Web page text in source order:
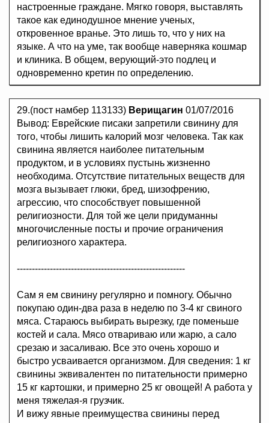
настроенные граждане. Мягко говоря, выставлять
такое как единодушное мнение ученых,
откровенное вранье. Это лишь то, что у них на
языке. А что на уме, так вообще наверняка кошмар
и клиника. В общем, верующий-это подлец и
одновременно кретин по определению.
29.(пост намбер 113133) Верищагин 01/07/2016
Вывод: Еврейские писаки запретили свинину для
того, чтобы лишить калорий мозг человека. Так как
свинина является наиболее питательным
продуктом, и в условиях пустынь жизненно
необходима. Отсутствие питательных веществ для
мозга вызывает глюки, бред, шизофрению,
агрессию, что способствует повышенной
религиозности. Для той же цели придуманны
многочисленные посты и прочие ограничения
религиозного характера.
--------------------------------------------------------
Сам я ем свинину регулярно и помногу. Обычно
покупаю один-два раза в неделю по 3-4 кг свиного
мяса. Стараюсь выбирать вырезку, где поменьше
костей и сала. Мясо отвариваю или жарю, а сало
срезаю и засаливаю. Все это очень хорошо и
быстро усваивается организмом. Для сведения: 1 кг
свинины эквивалентен по питательности примерно
15 кг картошки, и примерно 25 кг овощей! А работа у
меня тяжелая-я грузчик.
И вижу явные преимущества свинины перед